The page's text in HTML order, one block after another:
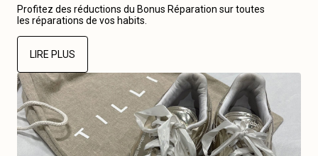
Profitez des réductions du Bonus Réparation sur toutes
les réparations de vos habits.
LIRE PLUS